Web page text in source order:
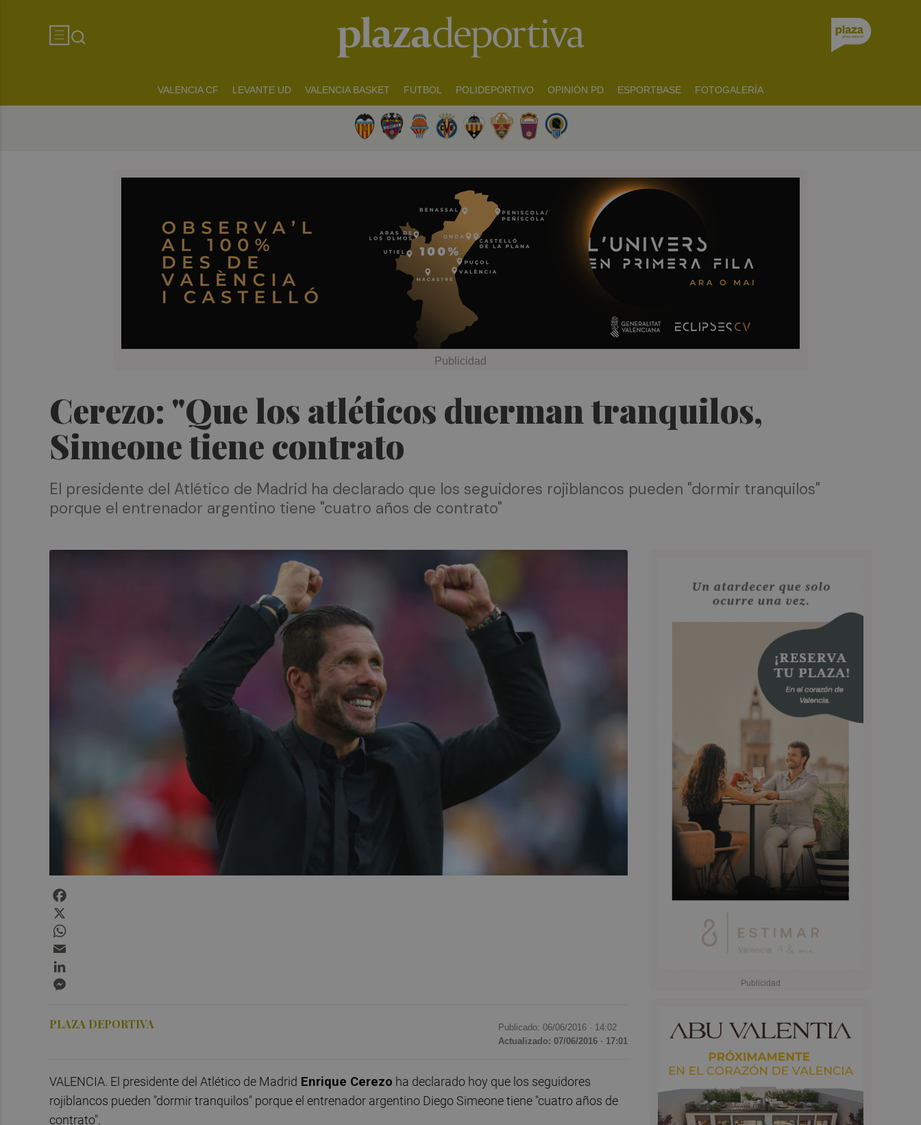
VALENCIA CF LEVANTE UD VALENCIA BASKET FUTBOL POLIDEPORTIVO OPINIÓN PD ESPORTBASE FOTOGALERÍA
Cerezo: "Que los atléticos duerman tranquilos,
Simeone tiene contrato
El presidente del Atlético de Madrid ha declarado que los seguidores rojiblancos pueden "dormir tranquilos"
porque el entrenador argentino tiene "cuatro años de contrato"
PLAZA DEPORTIVA Publicado: 06/06/2016 · 14:02
Actualizado: 07/06/2016 · 17:01
VALENCIA. El presidente del Atlético de Madrid Enrique Cerezo ha declarado hoy que los seguidores
rojiblancos pueden "dormir tranquilos" porque el entrenador argentino Diego Simeone tiene "cuatro años de
contrato".